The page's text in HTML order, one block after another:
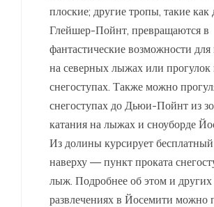
плоские; другие тропы, такие как
Глейшер-Пойнт, превращаются в
фантастические возможности для
на северных лыжах или прогулок
снегоступах. Также можно
снегоступах до Дьюи-Пойнт из
катания на лыжах и сноуборде
Из долины курсирует
наверху — пункт проката
лыж. Подробнее об этом и
развлечениях в Йосемити можно